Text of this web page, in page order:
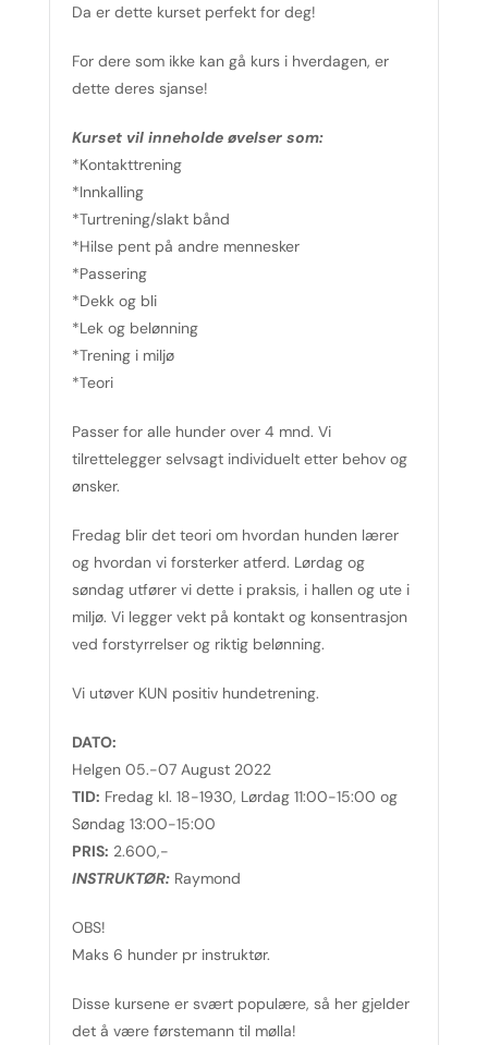
Da er dette kurset perfekt for deg!
For dere som ikke kan gå kurs i hverdagen, er
dette deres sjanse!
Kurset vil inneholde øvelser som:
*Kontakttrening
*Innkalling
*Turtrening/slakt bånd
*Hilse pent på andre mennesker
*Passering
*Dekk og bli
*Lek og belønning
*Trening i miljø
*Teori
Passer for alle hunder over 4 mnd. Vi
tilrettelegger selvsagt individuelt etter behov og
ønsker.
Fredag blir det teori om hvordan hunden lærer
og hvordan vi forsterker atferd. Lørdag og
søndag utfører vi dette i praksis, i hallen og ute i
miljø. Vi legger vekt på kontakt og konsentrasjon
ved forstyrrelser og riktig belønning.
Vi utøver KUN positiv hundetrening.
DATO:
Helgen 05.-07 August 2022
TID: Fredag kl. 18-1930, Lørdag 11:00-15:00 og
Søndag 13:00-15:00
PRIS: 2.600,-
INSTRUKTØR: Raymond
OBS!
Maks 6 hunder pr instruktør.
Disse kursene er svært populære, så her gjelder
det å være førstemann til mølla!